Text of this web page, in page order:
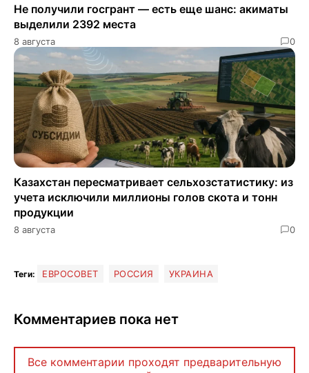
Не получили госгрант — есть еще шанс: акиматы
выделили 2392 места
8 августа 0
Казахстан пересматривает сельхозстатистику: из
учета исключили миллионы голов скота и тонн
продукции
8 августа 0
Теги: ЕВРОСОВЕТ РОССИЯ УКРАИНА
Комментариев пока нет
Все комментарии проходят предварительную